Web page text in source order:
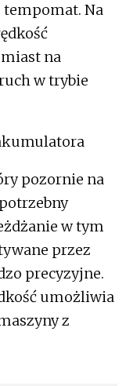
tempomat. Na
na
w trybie
pozornie na
w tym
przez
precyzyjne.
umożliwia
z